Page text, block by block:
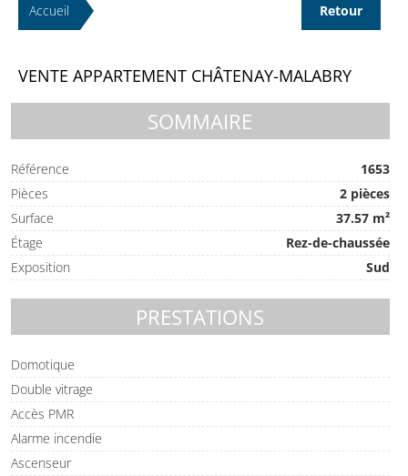
Accueil Retour
VENTE APPARTEMENT CHÂTENAY-MALABRY
SOMMAIRE
Référence
1653
Pièces
2 pièces
Surface
37.57 m²
Étage
Rez-de-chaussée
Exposition
Sud
PRESTATIONS
Domotique
Double vitrage
Accès PMR
Alarme incendie
Ascenseur